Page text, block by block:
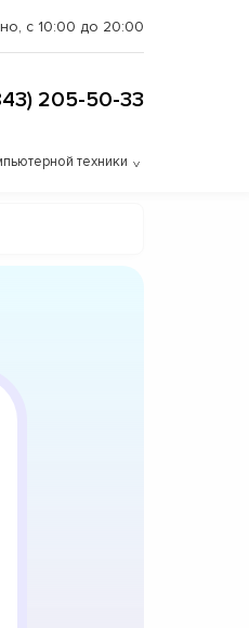
с 10:00 до 20:00
205-50-33
техники